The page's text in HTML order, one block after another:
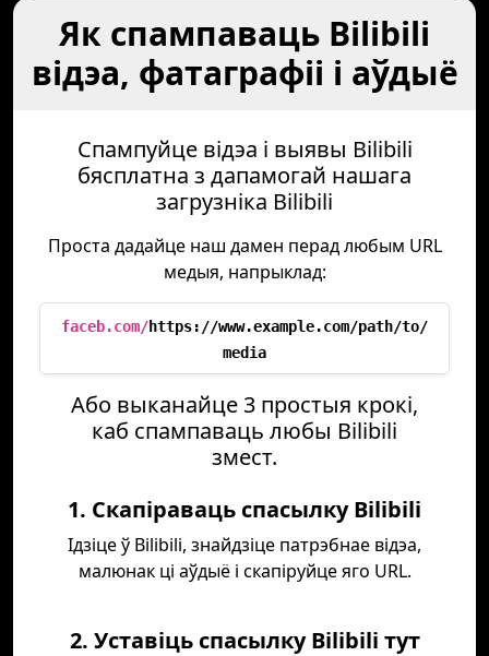
Як спампаваць Bilibili
відэа, фатаграфіі і аўдыё
Спампуйце відэа і выявы Bilibili
бясплатна з дапамогай нашага
загрузніка Bilibili
Проста дадайце наш дамен перад любым URL
медыя, напрыклад:
faceb.com/https://www.example.com/path/to/
media
Або выканайце 3 простыя крокі,
каб спампаваць любы Bilibili
змест.
1. Скапіраваць спасылку Bilibili
Ідзіце ў Bilibili, знайдзіце патрэбнае відэа,
малюнак ці аўдыё і скапіруйце яго URL.
2. Уставіць спасылку Bilibili тут